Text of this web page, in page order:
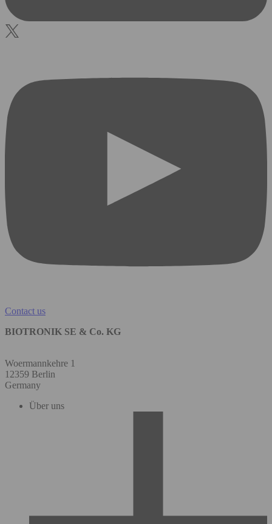
Contact us
BIOTRONIK SE & Co. KG
Woermannkehre 1
12359 Berlin
Germany
Über uns